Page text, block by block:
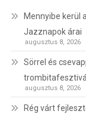
Mennyibe kerül
Jazznapok árai
augusztus 8, 2026
Sörrel és
augusztus 8, 2026
Rég várt